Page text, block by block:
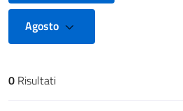
Agosto
Risultati di ricerca
0 Risultati